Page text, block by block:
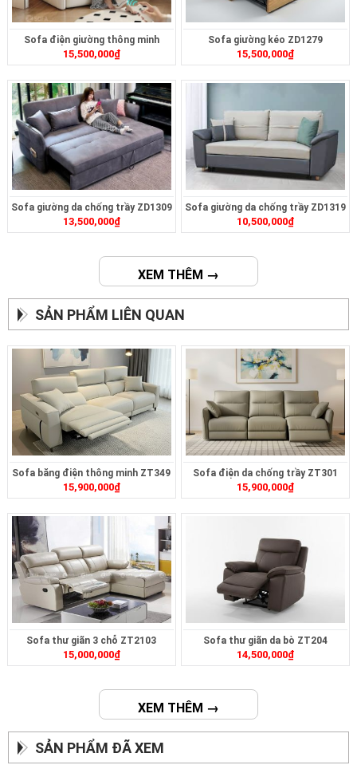
Sofa điện giường thông minh
ZD399
15,500,000₫
Sofa giường kéo ZD1279
15,500,000₫
Sofa giường da chống trầy ZD1309
13,500,000₫
Sofa giường da chống trầy ZD1319
10,500,000₫
XEM THÊM →
SẢN PHẨM LIÊN QUAN
Sofa băng điện thông minh ZT349
15,900,000₫
Sofa điện da chống trầy ZT301
15,900,000₫
Sofa thư giãn 3 chỗ ZT2103
15,000,000₫
Sofa thư giãn da bò ZT204
14,500,000₫
XEM THÊM →
SẢN PHẨM ĐÃ XEM